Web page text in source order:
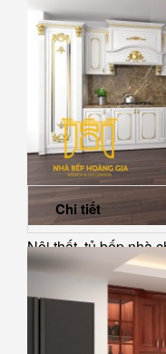
Nội thất, tủ bếp nhà
Chi tiết